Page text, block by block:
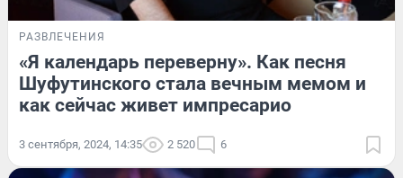
РАЗВЛЕЧЕНИЯ
«Я календарь переверну». Как песня
Шуфутинского стала вечным мемом и
как сейчас живет импресарио
3 сентября, 2024, 14:35 2 520 6